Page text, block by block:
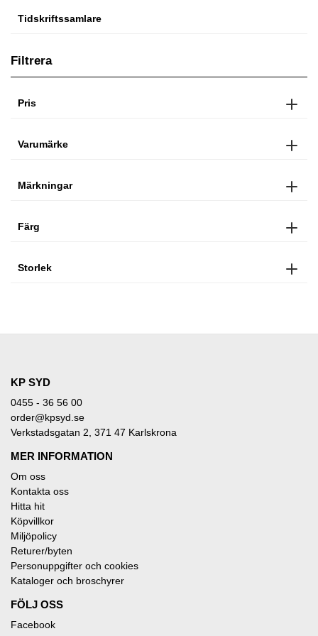
Tidskriftssamlare
Filtrera
Pris
Varumärke
Märkningar
Färg
Storlek
KP SYD
0455 - 36 56 00
order@kpsyd.se
Verkstadsgatan 2, 371 47 Karlskrona
MER INFORMATION
Om oss
Kontakta oss
Hitta hit
Köpvillkor
Miljöpolicy
Returer/byten
Personuppgifter och cookies
Kataloger och broschyrer
FÖLJ OSS
Facebook